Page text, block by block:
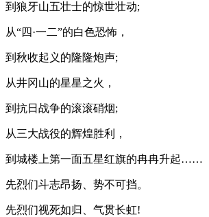
到狼牙山五壮士的惊世壮动;
从“四·一二”的白色恐怖，
到秋收起义的隆隆炮声;
从井冈山的星星之火，
到抗日战争的滚滚硝烟;
从三大战役的辉煌胜利，
到城楼上第一面五星红旗的冉冉升起……
先烈们斗志昂扬、势不可挡。
先烈们视死如归、气贯长虹!